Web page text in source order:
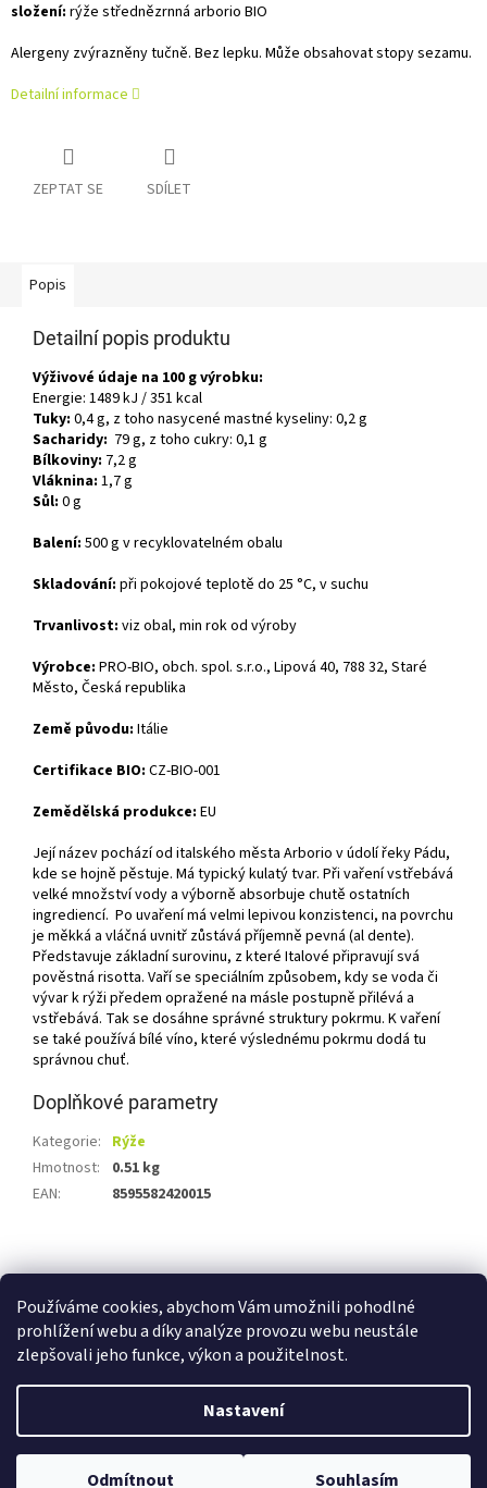
Používáme cookies, abychom Vám umožnili pohodlné
prohlížení webu a díky analýze provozu webu neustále
zlepšovali jeho funkce, výkon a použitelnost.
Nastavení
Odmítnout Souhlasím
složení: rýže střednězrnná arborio BIO
Alergeny zvýrazněny tučně. Bez lepku. Může obsahovat stopy sezamu.
Detailní informace
ZEPTAT SE SDÍLET
Popis
Detailní popis produktu
Výživové údaje na 100 g výrobku:
Energie: 1489 kJ / 351 kcal
Tuky: 0,4 g, z toho nasycené mastné kyseliny: 0,2 g
Sacharidy: 79 g, z toho cukry: 0,1 g
Bílkoviny: 7,2 g
Vláknina: 1,7 g
Sůl: 0 g
Balení: 500 g v recyklovatelném obalu
Skladování: při pokojové teplotě do 25 °C, v suchu
Trvanlivost: viz obal, min rok od výroby
Výrobce: PRO-BIO, obch. spol. s.r.o., Lipová 40, 788 32, Staré
Město, Česká republika
Země původu: Itálie
Certifikace BIO: CZ-BIO-001
Zemědělská produkce: EU
Její název pochází od italského města Arborio v údolí řeky Pádu,
kde se hojně pěstuje. Má typický kulatý tvar. Při vaření vstřebává
velké množství vody a výborně absorbuje chutě ostatních
ingrediencí. Po uvaření má velmi lepivou konzistenci, na povrchu
je měkká a vláčná uvnitř zůstává příjemně pevná (al dente).
Představuje základní surovinu, z které Italové připravují svá
pověstná risotta. Vaří se speciálním způsobem, kdy se voda či
vývar k rýži předem opražené na másle postupně přilévá a
vstřebává. Tak se dosáhne správné struktury pokrmu. K vaření
se také používá bílé víno, které výslednému pokrmu dodá tu
správnou chuť.
Doplňkové parametry
Kategorie: Rýže
Hmotnost:
0.51 kg
EAN: 8595582420015
á
Copyright 2026E-shop Ze statku Dobříš. Všechna práva
vyhrazena.
Upravit nastavení cookies